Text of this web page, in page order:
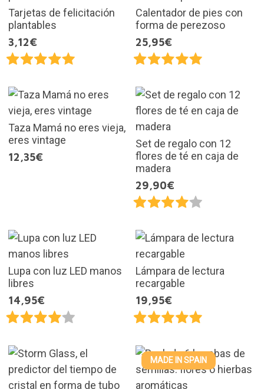
Tarjetas de felicitación
plantables
3,12€
Calentador de pies con
forma de perezoso
25,95€
Taza Mamá no eres vieja,
eres vintage
12,35€
Set de regalo con 12
flores de té en caja de
madera
29,90€
Lupa con luz LED manos
libres
14,95€
Lámpara de lectura
recargable
19,95€
MADE IN SPAIN